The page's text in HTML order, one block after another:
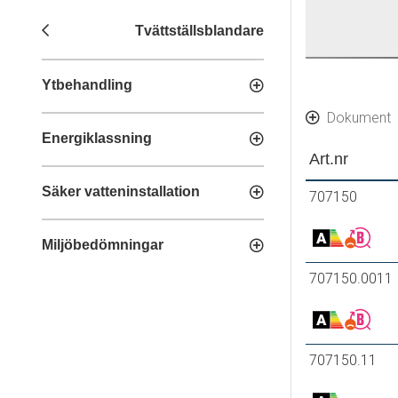
Tvättställsblandare
Ytbehandling
Energiklassning
Säker vatteninstallation
Miljöbedömningar
Dokument
Art.nr
707150
707150.0011
707150.11